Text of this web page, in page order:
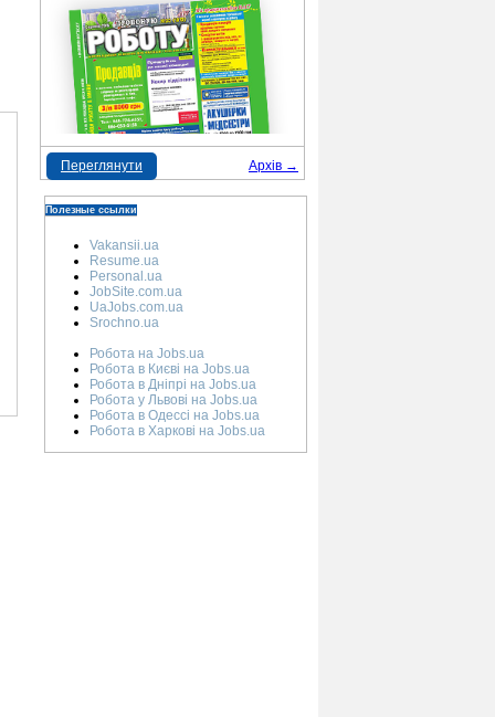
Архів →
Переглянути
Полезные ссылки
Vakansii.ua
Resume.ua
Personal.ua
JobSite.com.ua
UaJobs.com.ua
Srochno.ua
Робота на Jobs.ua
Робота в Києві на Jobs.ua
Робота в Дніпрі на Jobs.ua
Робота у Львові на Jobs.ua
Робота в Одессі на Jobs.ua
Робота в Харкові на Jobs.ua